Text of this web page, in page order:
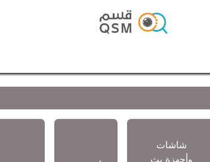
شاشات
وأجهزة بث